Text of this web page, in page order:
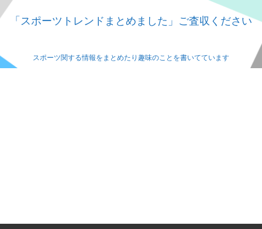
「スポーツトレンドまとめました」ご査収ください
スポーツ関する情報をまとめたり趣味のことを書いてています